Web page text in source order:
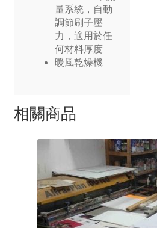
量系統，自動
調節刷子壓
力，適用於任
何材料厚度
暖風乾燥機
相關商品